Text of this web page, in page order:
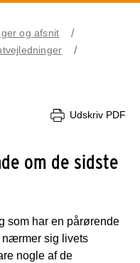
og afsnit
Udskriv PDF
om de sidste
som har en pårørende
nærmer sig livets
nogle af de